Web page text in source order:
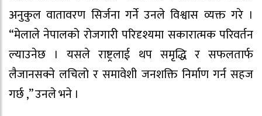
अनुकुल वातावरण सिर्जना गर्ने उनले विश्वास व्यक्त गरे ।
“मेलाले नेपालको रोजगारी परिदृश्यमा सकारात्मक परिवर्तन
ल्याउनेछ । यसले राष्ट्रलाई थप समृद्धि र सफलतार्फ
लैजानसक्ने लचिलो र समावेशी जनशक्ति निर्माण गर्न सहज
गर्छ ,” उनले भने ।